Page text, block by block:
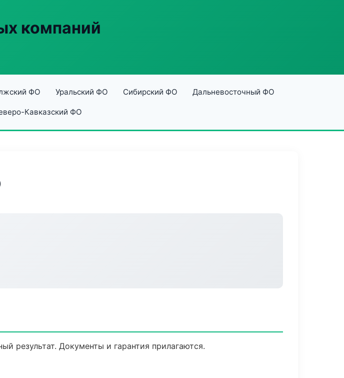
компаний
ФО Уральский ФО Сибирский ФО Дальневосточный ФО
Кавказский ФО
результат. Документы и гарантия прилагаются.